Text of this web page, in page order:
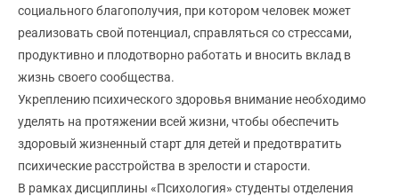
социального благополучия, при котором человек может
реализовать свой потенциал, справляться со стрессами,
продуктивно и плодотворно работать и вносить вклад в
жизнь своего сообщества.
Укреплению психического здоровья внимание необходимо
уделять на протяжении всей жизни, чтобы обеспечить
здоровый жизненный старт для детей и предотвратить
психические расстройства в зрелости и старости.
В рамках дисциплины «Психология» студенты отделения